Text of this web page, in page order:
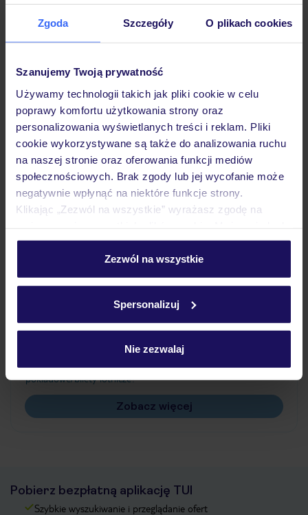
Zgoda Szczegóły O plikach cookies
Szanujemy Twoją prywatność
Używamy technologii takich jak pliki cookie w celu
poprawy komfortu użytkowania strony oraz
personalizowania wyświetlanych treści i reklam. Pliki
cookie wykorzystywane są także do analizowania ruchu
na naszej stronie oraz oferowania funkcji mediów
społecznościowych. Brak zgody lub jej wycofanie może
negatywnie wpłynąć na niektóre funkcje strony.
Klikając „Zezwól na wszystkie” wyrażasz zgodę na
personalizować swój wybór wchodząc w zakładkę
Szczegółowe informacje o plikach cookie znajdziesz
Zezwól na wszystkie
Spersonalizuj
Nie zezwalaj
Opinie
Pokoje
Wyżywienie
Atrakcje
Ważne informacje
Często zadawane pytania
Jak zmienić uczestników/osobę zgłaszającą?
Czy w Hotelu będzie przedstawiciel TUI?
Na jakiej podstawie i gdzie otrzymam karty
pokładowe/bilety lotnicze?
Zobacz więcej
Pobierz bezpłatną aplikację TUI
Szybkie wyszukiwanie i przeglądanie ofert